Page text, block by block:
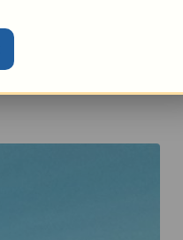
víkend?